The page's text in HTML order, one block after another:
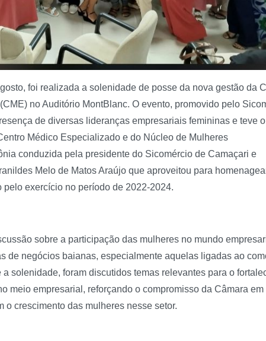
foi realizada a solenidade de posse da nova gestão da
no Auditório MontBlanc. O evento, promovido pelo
de diversas lideranças empresariais femininas e teve
Médico Especializado e do Núcleo de Mulheres
conduzida pela presidente do Sicomércio de Camaçari e
Melo de Matos Araújo que aproveitou para
exercício no período de 2022-2024.
sobre a participação das mulheres no mundo
de negócios baianas, especialmente aquelas ligadas ao
solenidade, foram discutidos temas relevantes para o
meio empresarial, reforçando o compromisso da Câmara em
o crescimento das mulheres nesse setor.